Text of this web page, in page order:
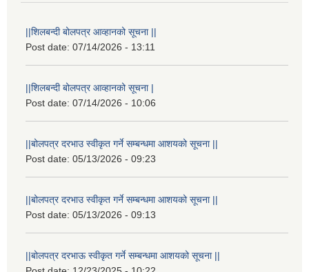
||शिलबन्दी बोलपत्र आव्हानको सूचना ||
Post date: 07/14/2026 - 13:11
||शिलबन्दी बोलपत्र आव्हानको सूचना |
Post date: 07/14/2026 - 10:06
||बोलपत्र दरभाउ स्वीकृत गर्ने सम्बन्धमा आशयको सूचना ||
Post date: 05/13/2026 - 09:23
||बोलपत्र दरभाउ स्वीकृत गर्ने सम्बन्धमा आशयको सूचना ||
Post date: 05/13/2026 - 09:13
||बोलपत्र दरभाऊ स्वीकृत गर्ने सम्बन्धमा आशयको सूचना ||